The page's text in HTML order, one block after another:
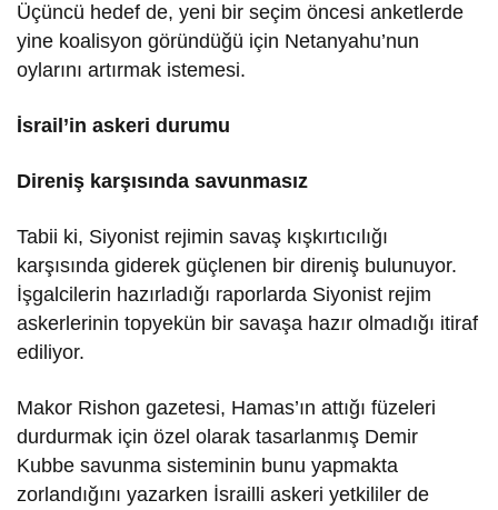
Üçüncü hedef de, yeni bir seçim öncesi anketlerde
yine koalisyon göründüğü için Netanyahu’nun
oylarını artırmak istemesi.
İsrail’in askeri durumu
Direniş karşısında savunmasız
Tabii ki, Siyonist rejimin savaş kışkırtıcılığı
karşısında giderek güçlenen bir direniş bulunuyor.
İşgalcilerin hazırladığı raporlarda Siyonist rejim
askerlerinin topyekün bir savaşa hazır olmadığı itiraf
ediliyor.
Makor Rishon gazetesi, Hamas’ın attığı füzeleri
durdurmak için özel olarak tasarlanmış Demir
Kubbe savunma sisteminin bunu yapmakta
zorlandığını yazarken İsrailli askeri yetkililer de